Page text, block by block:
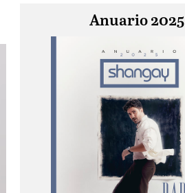
Anuario 2025